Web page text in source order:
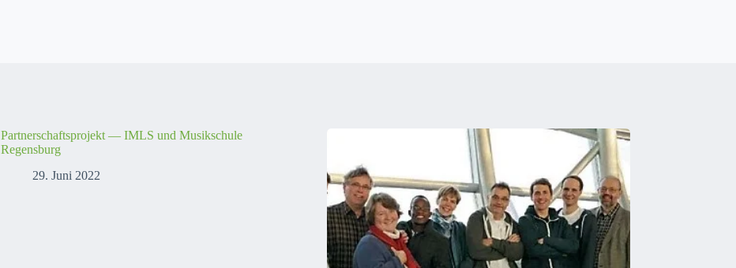
Partnerschaftsprojekt — IMLS und Musikschule
Regensburg
29. Juni 2022